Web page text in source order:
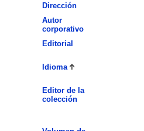
Dirección
Autor
corporativo
Editorial
Idioma
Editor de la
colección